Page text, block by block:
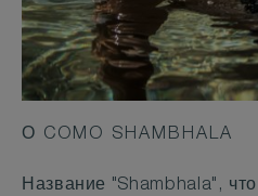
О COMO SHAMBHALA
Название "Shambhala",